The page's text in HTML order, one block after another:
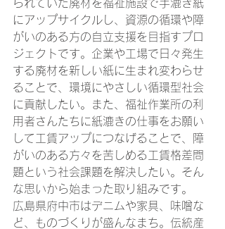
られていた廃材を福祉施設で手漉き紙
にアップサイクルし、資源の循環や障
がいのある方の自立支援を目指すプロ
ジェクトです。企業や工場で日々発生
する廃材を新しい紙に生まれ変わらせ
ることで、環境にやさしい循環型社会
に貢献したい。また、福祉作業所の利
用者さんたちに紙漉きの仕事をお願い
して工賃アップにつなげることで、障
がいのある方々を苦しめる工賃格差問
題という社会課題を解決したい。そん
な思いから始まった取り組みです。
広島県府中市はデニムや家具、味噌な
ど、ものづくりが盛んなまち。伝統産